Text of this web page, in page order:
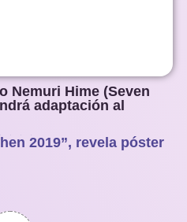
Nemuri Hime (Seven
adaptación al
2019”, revela póster